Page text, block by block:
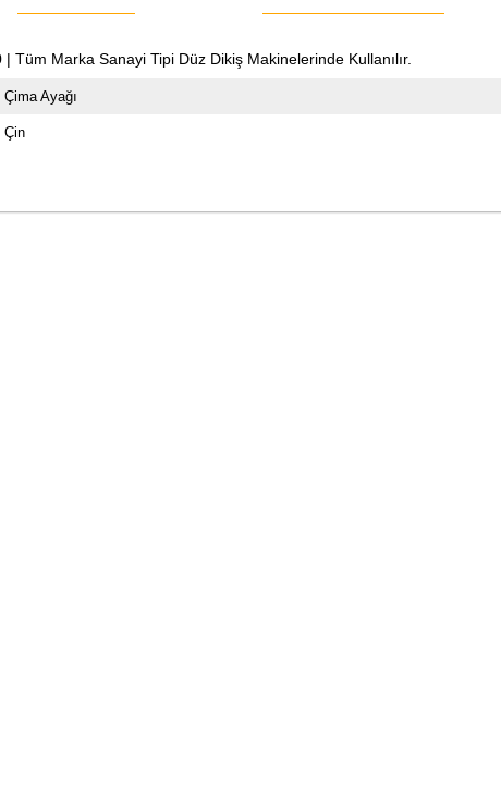
Marka Sanayi Tipi Düz Dikiş Makinelerinde Kullanılır.
Çima Ayağı
Çin